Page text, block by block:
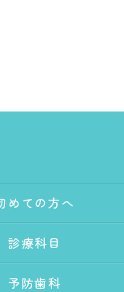
めての方へ
診療科目
予防歯科